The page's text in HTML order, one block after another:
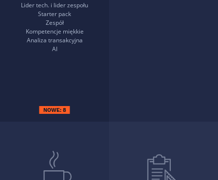
Lider tech. i lider zespołu
Starter pack
Zespół
Kompetencje miękkie
Analiza transakcyjna
AI
NOWE: 8